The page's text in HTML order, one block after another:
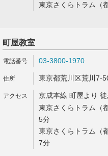
東京さくらトラム（
町屋教室
03-3800-1970
東京都荒川区荒川7-
京成本線 町屋より
東京さくらトラム（
5分
東京さくらトラム（
7分